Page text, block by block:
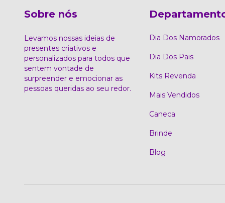
Sobre nós
Levamos nossas ideias de
presentes criativos e
personalizados para todos que
sentem vontade de
surpreender e emocionar as
pessoas queridas ao seu redor.
Dia Dos Namorados
Dia Dos Pais
Kits Revenda
Mais Vendidos
Caneca
Brinde
Blog